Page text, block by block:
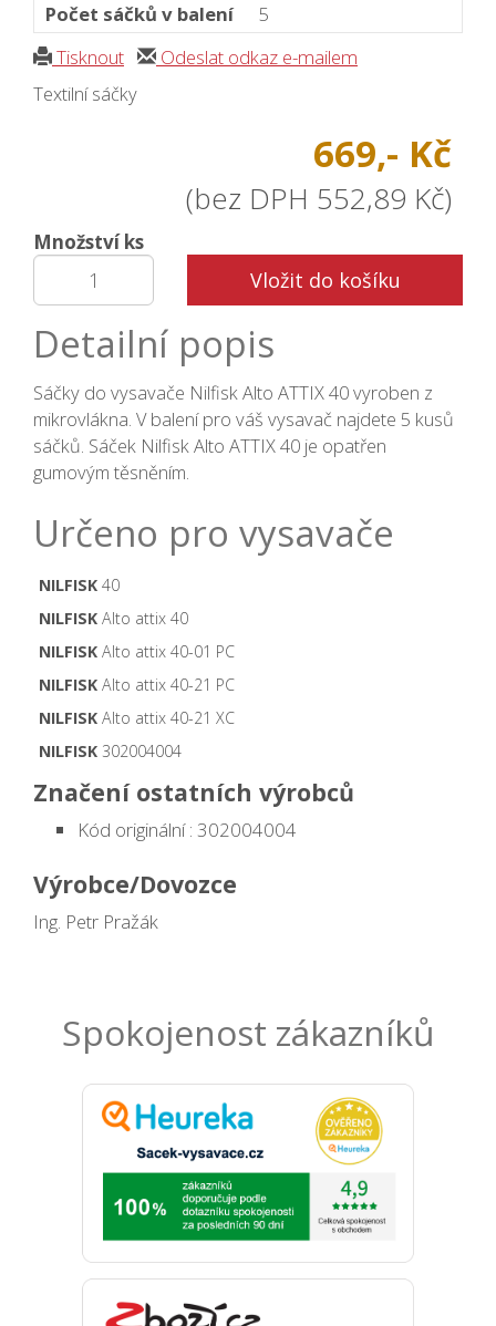
Počet sáčků v balení
5
Tisknout
Odeslat odkaz e-mailem
Textilní sáčky
669,- Kč
(bez DPH 552,89 Kč)
Množství ks
Vložit do košíku
Detailní popis
Sáčky do vysavače Nilfisk Alto ATTIX 40 vyroben z
mikrovlákna. V balení pro váš vysavač najdete 5 kusů
sáčků. Sáček Nilfisk Alto ATTIX 40 je opatřen
gumovým těsněním.
Určeno pro vysavače
NILFISK 40
NILFISK Alto attix 40
NILFISK Alto attix 40-01 PC
NILFISK Alto attix 40-21 PC
NILFISK Alto attix 40-21 XC
NILFISK 302004004
Značení ostatních výrobců
Kód originální : 302004004
Výrobce/Dovozce
Ing. Petr Pražák
Spokojenost zákazníků